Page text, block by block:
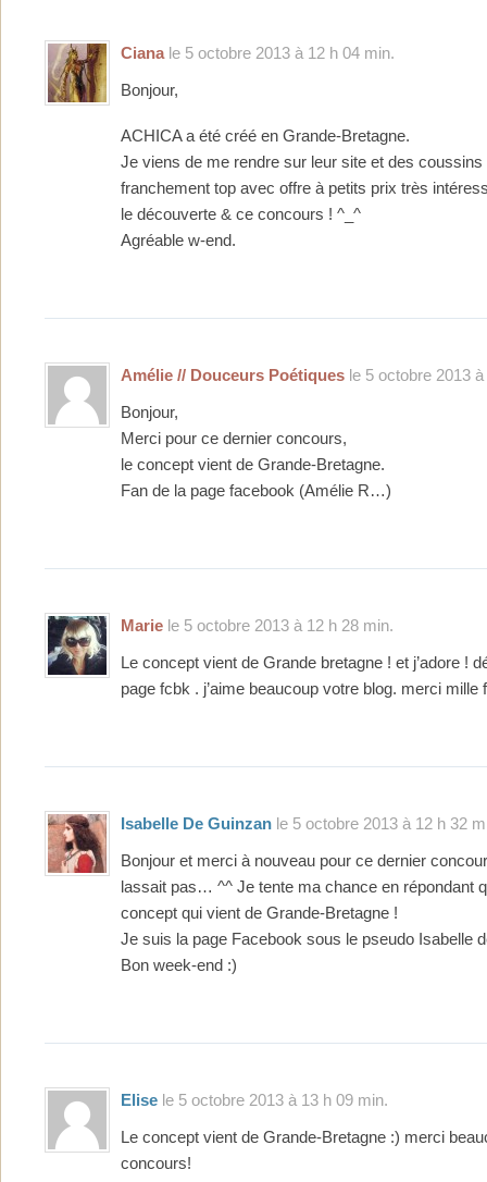
Cianale 5 octobre 2013 à 12 h 04 min.
Bonjour,
ACHICA a été créé en Grande-Bretagne.
Je viens de me rendre sur leur site et des coussins
franchement top avec offre à petits prix très
le découverte & ce concours ! ^_^
Agréable w-end.
Amélie // Douceurs Poétiques le 5 octobre 2013
Bonjour,
Merci pour ce dernier concours,
le concept vient de Grande-Bretagne.
Fan de la page facebook (Amélie R…)
Marie le 5 octobre 2013 à 12 h 28 min.
Le concept vient de Grande bretagne ! et j’adore !
page fcbk . j’aime beaucoup votre blog. merci mille
Isabelle De Guinzan le 5 octobre 2013 à 12 h 32
Bonjour et merci à nouveau pour ce dernier
lassait pas… ^^ Je tente ma chance en répondant
concept qui vient de Grande-Bretagne !
Je suis la page Facebook sous le pseudo Isabelle
Bon week-end :)
Elise le 5 octobre 2013 à 13 h 09 min.
Le concept vient de Grande-Bretagne :) merci
concours!